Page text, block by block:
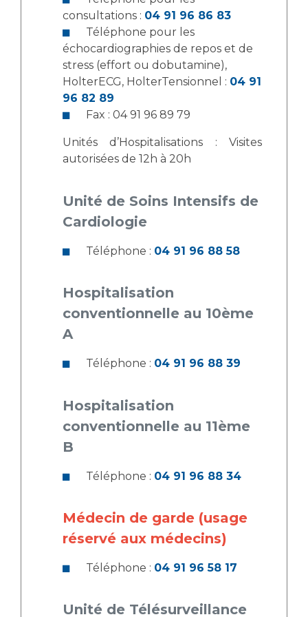
Qualité
Nos indicateurs qualité et de sécurité des soins
Protection des données
Les recherches en santé à l’AP-HM
Lieu de santé sans tabac
Liste des marchés conclus
Documents utiles
consultations : 04 91 96 86 83
Téléphone pour les
échocardiographies de repos et de
stress (effort ou dobutamine),
HolterECG, HolterTensionnel : 04 91
96 82 89
Fax : 04 91 96 89 79
Unités d’Hospitalisations : Visites
autorisées de 12h à 20h
Unité de Soins Intensifs de
Cardiologie
Téléphone : 04 91 96 88 58
Hospitalisation
conventionnelle au 10ème
A
Téléphone : 04 91 96 88 39
Hospitalisation
conventionnelle au 11ème
B
Téléphone : 04 91 96 88 34
Médecin de garde (usage
réservé aux médecins)
Téléphone : 04 91 96 58 17
Unité de Télésurveillance